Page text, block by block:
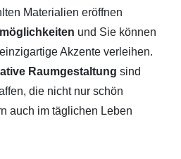
Materialien eröffnen
und Sie können
Akzente verleihen.
Raumgestaltung sind
die nicht nur schön
auch im täglichen Leben